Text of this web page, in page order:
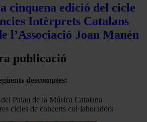
cinquena edició del cicle
Intèrprets Catalans
l’Associació Joan Manén
publicació
descomptes:
Palau de la Música Catalana
cicles de concerts col·laboradors